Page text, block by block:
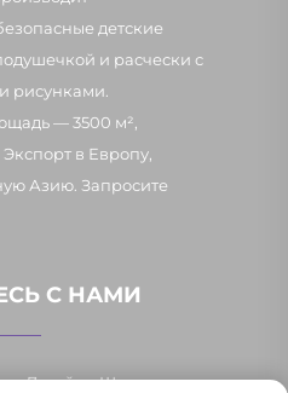
детские
и расчески с
рисунками.
— 3500 м²,
в Европу,
Азию. Запросите
С НАМИ
д. 7, район Шанси